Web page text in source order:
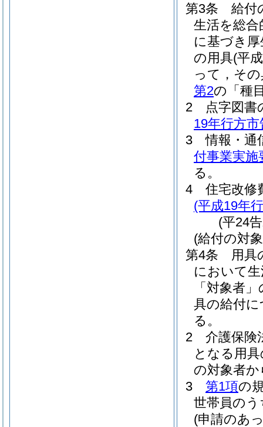
第3条
給付
生活を総
に基づき
の用具(平
って，そ
第2の「種
2
点字図書
19年行方
3
情報・通
付事業実施
る。
4
住宅改修
(平成19年
(平24
(給付の対
第4条
用具
において
「対象者
具の給付
る。
2
介護保険
となる用
の対象者
3
第1項の
世帯員の
(申請のあ